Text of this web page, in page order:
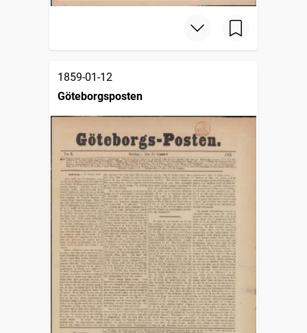
1859-01-12
Göteborgsposten